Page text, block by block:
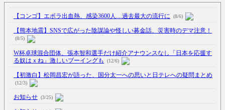
【コンゴ】エボラ出血熱、感染3600人…過去最大の流行に (8/6)
【熊本地震】SNSで広がった陰謀論や怪しい募金話、災害時のデマ注意！
(8/5)
W杯卓球混合団体、張本智和選手だけ紹介アナウンスなし「日本を応援す
る奴はｘね」激しいブーイングも
(12/6)
【初激白】松岡昌宏が語った、国分太一への思いと日テレへの疑問まとめ
(12/3)
お知らせ (3/25)